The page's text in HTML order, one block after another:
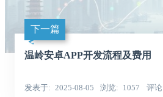
下一篇
温岭安卓APP开发流程及费用
发表于 2025-08-05 浏览 1057 评论